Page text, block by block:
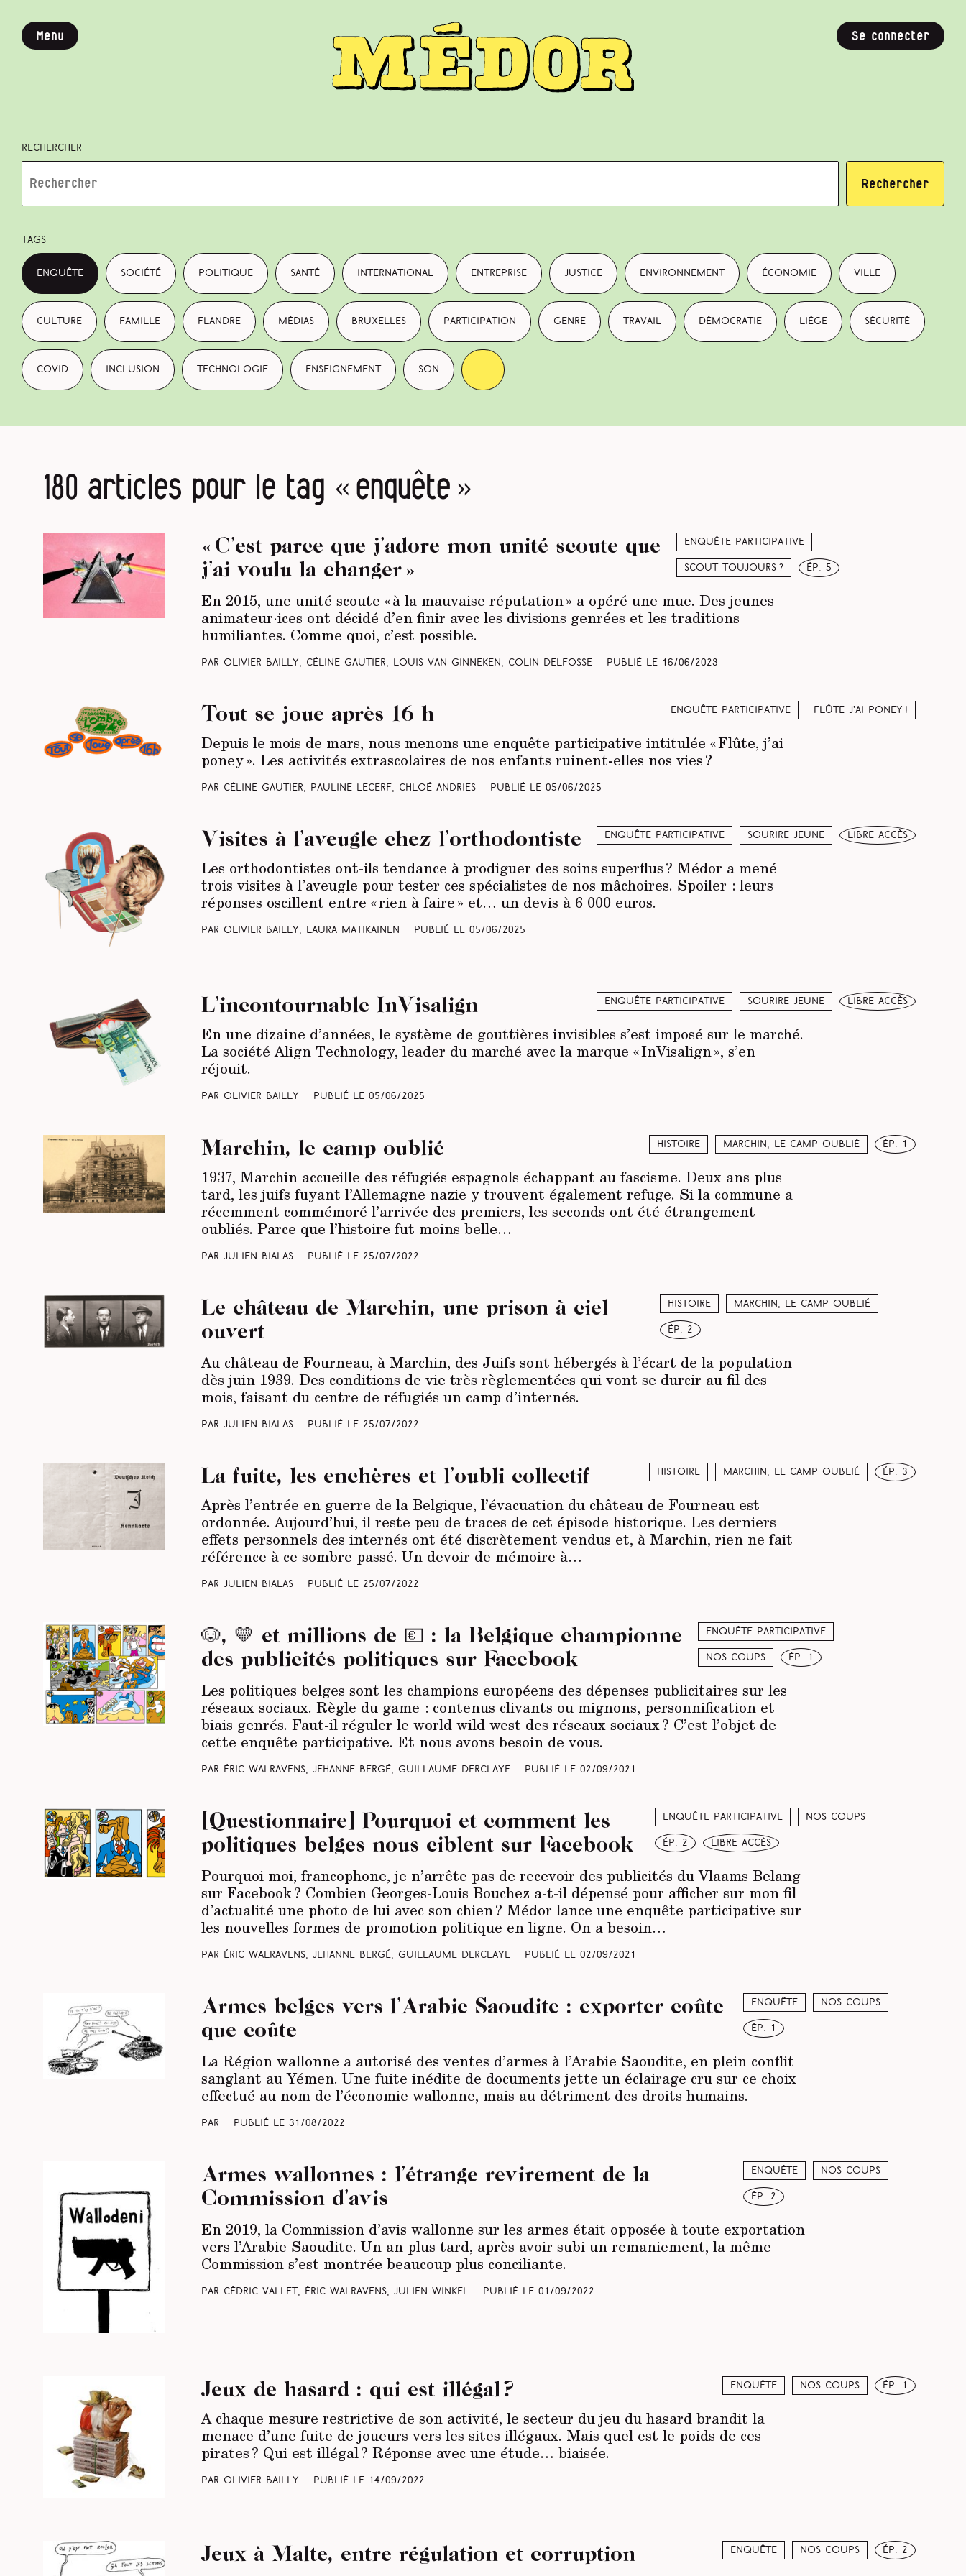
Menu Se connecter
Rechercher
Rechercher
Tags
enquête société politique santé international entreprise justice environnement économie ville
culture famille Flandre médias Bruxelles participation genre travail démocratie Liège sécurité
covid inclusion technologie enseignement son …
180 articles pour le tag « enquête »
Enquête participative
Scout toujours ? ép. 5
« C’est parce que j’adore mon unité scoute que
j’ai voulu la changer »
En 2015, une unité scoute « à la mauvaise réputation » a opéré une mue. Des jeunes
animateur·ices ont décidé d’en finir avec les divisions genrées et les traditions
humiliantes. Comme quoi, c’est possible.
Par Olivier Bailly, Céline Gautier, Louis Van Ginneken, Colin Delfosse Publié le 16/06/2023
Enquête participative Flûte j’ai poney !
Tout se joue après 16 h
Depuis le mois de mars, nous menons une enquête participative intitulée « Flûte, j’ai
poney ». Les activités extrascolaires de nos enfants ruinent-elles nos vies ?
Par Céline Gautier, Pauline Lecerf, Chloé Andries Publié le 05/06/2025
Enquête participative Sourire jeune libre accès
Visites à l’aveugle chez l’orthodontiste
Les orthodontistes ont-ils tendance à prodiguer des soins superflus ? Médor a mené
trois visites à l’aveugle pour tester ces spécialistes de nos mâchoires. Spoiler : leurs
réponses oscillent entre « rien à faire » et… un devis à 6 000 euros.
Par Olivier Bailly, Laura Matikainen Publié le 05/06/2025
Enquête participative Sourire jeune libre accès
L’incontournable InVisalign
En une dizaine d’années, le système de gouttières invisibles s’est imposé sur le marché.
La société Align Technology, leader du marché avec la marque « InVisalign », s’en
réjouit.
Par Olivier Bailly Publié le 05/06/2025
Histoire Marchin, le camp oublié ép. 1
Marchin, le camp oublié
1937, Marchin accueille des réfugiés espagnols échappant au fascisme. Deux ans plus
tard, les juifs fuyant l’Allemagne nazie y trouvent également refuge. Si la commune a
récemment commémoré l’arrivée des premiers, les seconds ont été étrangement
oubliés. Parce que l’histoire fut moins belle…
Par Julien Bialas Publié le 25/07/2022
Histoire Marchin, le camp oublié
ép. 2
Le château de Marchin, une prison à ciel
ouvert
Au château de Fourneau, à Marchin, des Juifs sont hébergés à l’écart de la population
dès juin 1939. Des conditions de vie très règlementées qui vont se durcir au fil des
mois, faisant du centre de réfugiés un camp d’internés.
Par Julien Bialas Publié le 25/07/2022
Histoire Marchin, le camp oublié ép. 3
La fuite, les enchères et l’oubli collectif
Après l’entrée en guerre de la Belgique, l’évacuation du château de Fourneau est
ordonnée. Aujourd’hui, il reste peu de traces de cet épisode historique. Les derniers
effets personnels des internés ont été discrètement vendus et, à Marchin, rien ne fait
référence à ce sombre passé. Un devoir de mémoire à…
Par Julien Bialas Publié le 25/07/2022
Enquête participative
Nos coups ép. 1
🐶, 💛 et millions de 💶 : la Belgique championne
des publicités politiques sur Facebook
Les politiques belges sont les champions européens des dépenses publicitaires sur les
réseaux sociaux. Règle du game : contenus clivants ou mignons, personnification et
biais genrés. Faut-il réguler le world wild west des réseaux sociaux ? C’est l’objet de
cette enquête participative. Et nous avons besoin de vous.
Par Éric Walravens, Jehanne Bergé, Guillaume Derclaye Publié le 02/09/2021
Enquête participative Nos coups
ép. 2 libre accès
[Questionnaire] Pourquoi et comment les
politiques belges nous ciblent sur Facebook
Pourquoi moi, francophone, je n’arrête pas de recevoir des publicités du Vlaams Belang
sur Facebook ? Combien Georges-Louis Bouchez a-t-il dépensé pour afficher sur mon fil
d’actualité une photo de lui avec son chien ? Médor lance une enquête participative sur
les nouvelles formes de promotion politique en ligne. On a besoin…
Par Éric Walravens, Jehanne Bergé, Guillaume Derclaye Publié le 02/09/2021
Enquête Nos coups
ép. 1
Armes belges vers l’Arabie Saoudite : exporter coûte
que coûte
La Région wallonne a autorisé des ventes d’armes à l’Arabie Saoudite, en plein conflit
sanglant au Yémen. Une fuite inédite de documents jette un éclairage cru sur ce choix
effectué au nom de l’économie wallonne, mais au détriment des droits humains.
Par Publié le 31/08/2022
Enquête Nos coups
ép. 2
Armes wallonnes : l’étrange revirement de la
Commission d’avis
En 2019, la Commission d’avis wallonne sur les armes était opposée à toute exportation
vers l’Arabie Saoudite. Un an plus tard, après avoir subi un remaniement, la même
Commission s’est montrée beaucoup plus conciliante.
Par Cédric Vallet, Éric Walravens, Julien Winkel Publié le 01/09/2022
Enquête Nos coups ép. 1
Jeux de hasard : qui est illégal ?
A chaque mesure restrictive de son activité, le secteur du jeu du hasard brandit la
menace d’une fuite de joueurs vers les sites illégaux. Mais quel est le poids de ces
pirates ? Qui est illégal ? Réponse avec une étude… biaisée.
Par Olivier Bailly Publié le 14/09/2022
Enquête Nos coups ép. 2
Jeux à Malte, entre régulation et corruption